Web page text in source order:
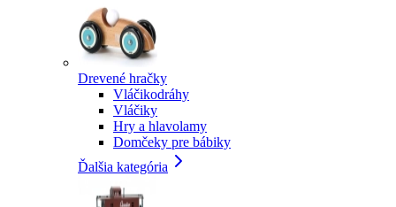
Drevené hračky
Vláčikodráhy
Vláčiky
Hry a hlavolamy
Domčeky pre bábiky
Ďalšia kategória